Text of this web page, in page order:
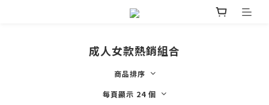
成人女款熱銷組合
商品排序
每頁顯示 24 個